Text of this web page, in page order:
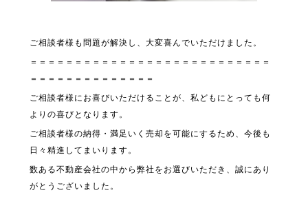
ご相談者様も問題が解決し、大変喜んでいただけました。
＝＝＝＝＝＝＝＝＝＝＝＝＝＝＝＝＝＝＝＝＝＝＝＝＝＝＝
＝＝＝＝＝＝＝＝＝＝＝＝＝＝
ご相談者様にお喜びいただけることが、私どもにとっても何
よりの喜びとなります。
ご相談者様の納得・満足いく売却を可能にするため、今後も
日々精進してまいります。
数ある不動産会社の中から弊社をお選びいただき、誠にあり
がとうございました。